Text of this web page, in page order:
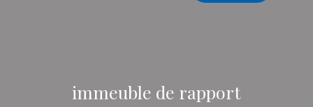
immeuble de rapport